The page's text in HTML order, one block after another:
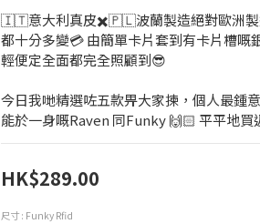
🇮🇹意大利真皮✖️🇵🇱波蘭製造絕對歐洲製
都十分多變💳 由簡單卡片套到有卡片槽嘅
輕便定全面都完全照顧到😎
今日我哋精選咗五款畀大家揀，個人最鍾
能於一身嘅Raven 同Funky 🙌🏻 平平地買
HK$289.00
尺寸 : Funky Rfid